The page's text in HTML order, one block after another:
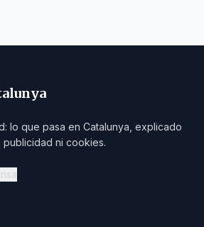
lo que pasa en Catalunya, explicado
ni cookies.